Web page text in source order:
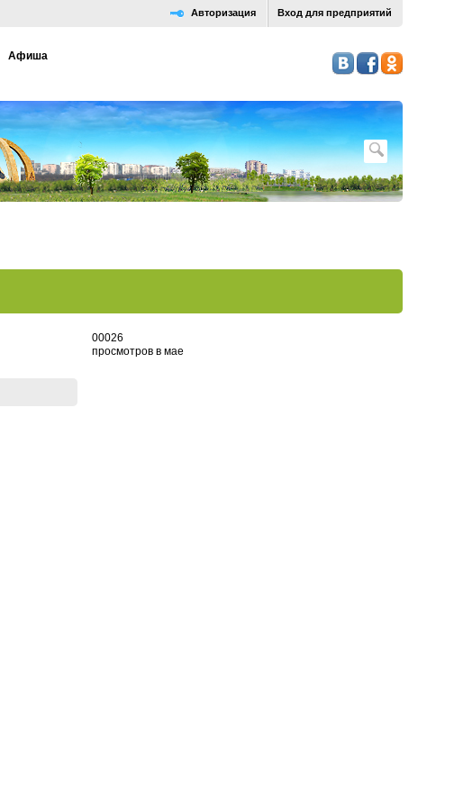
Вход для предприятий
Авторизация
Афиша
00026
просмотров в мае